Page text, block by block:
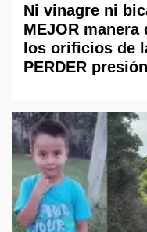
Ni vinagre ni
MEJOR
los orificios de
PERDER presión